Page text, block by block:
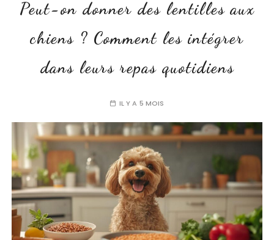
Peut-on donner des lentilles aux
chiens ? Comment les intégrer
dans leurs repas quotidiens
IL Y A 5 MOIS